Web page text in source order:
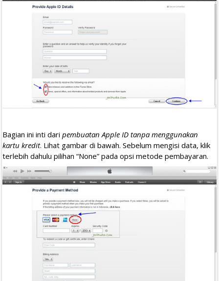
Bagian ini inti dari pembuatan Apple ID tanpa menggunakan
kartu kredit. Lihat gambar di bawah. Sebelum mengisi data, klik
terlebih dahulu pilihan “None” pada opsi metode pembayaran.